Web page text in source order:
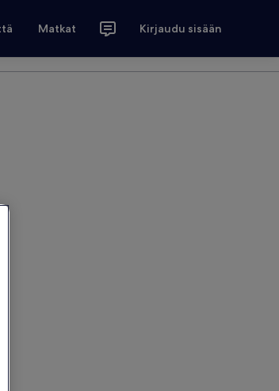
Matkat Kirjaudu sisään